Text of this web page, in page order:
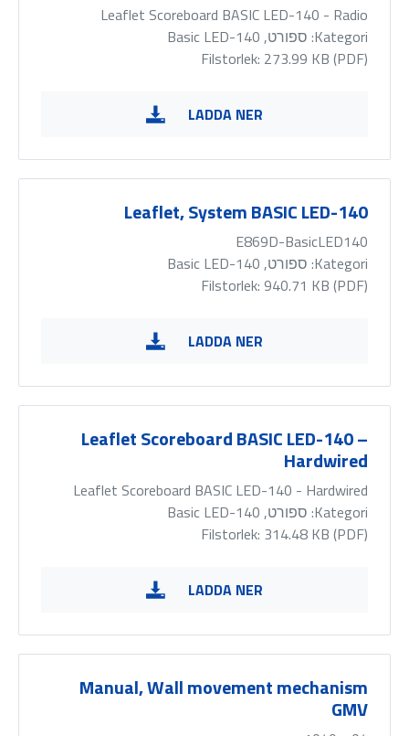
Leaflet Scoreboard BASIC LED-140 - Radio
Kategori: ספורט, Basic LED-140
Filstorlek: 273.99 KB (PDF)
LADDA NER
Leaflet, System BASIC LED-140
E869D-BasicLED140
Kategori: ספורט, Basic LED-140
Filstorlek: 940.71 KB (PDF)
LADDA NER
Leaflet Scoreboard BASIC LED-140 –
Hardwired
Leaflet Scoreboard BASIC LED-140 - Hardwired
Kategori: ספורט, Basic LED-140
Filstorlek: 314.48 KB (PDF)
LADDA NER
Manual, Wall movement mechanism
GMV